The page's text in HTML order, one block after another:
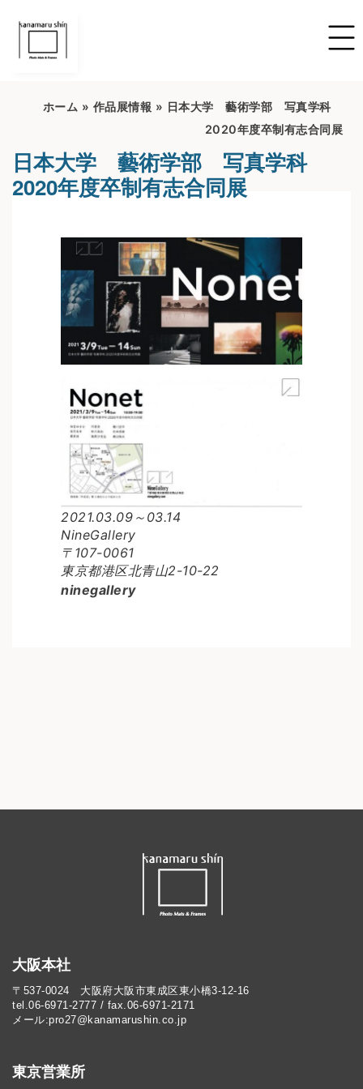
ホーム » 作品展情報 » 日本大学 藝術学部 写真学科
2020年度卒制有志合同展
日本大学 藝術学部 写真学科
2020年度卒制有志合同展
2021.03.09～03.14
NineGallery
〒107-0061
東京都港区北青山2-10-22
ninegallery
大阪本社
〒537-0024 大阪府大阪市東成区東小橋3-12-16
tel.06-6971-2777 / fax.06-6971-2171
メール:pro27@kanamarushin.co.jp​
東京営業所